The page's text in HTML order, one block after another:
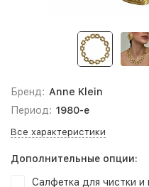
Бренд: Anne Klein
Период: 1980-е
Все характеристики
Дополнительные опции:
Салфетка для чистки